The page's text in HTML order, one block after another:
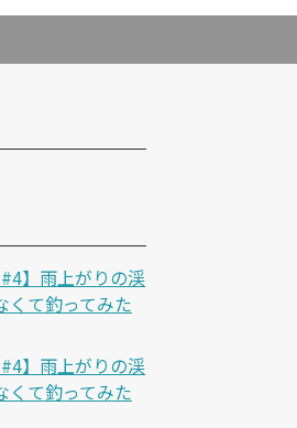
】雨上がりの渓
くて釣ってみた
】雨上がりの渓
くて釣ってみた